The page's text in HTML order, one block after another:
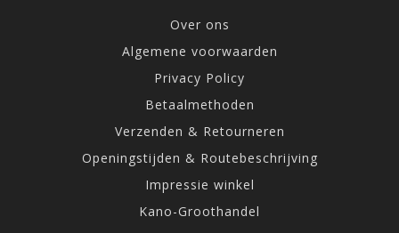
Over ons
Algemene voorwaarden
Privacy Policy
Betaalmethoden
Verzenden & Retourneren
Openingstijden & Routebeschrijving
Impressie winkel
Kano-Groothandel